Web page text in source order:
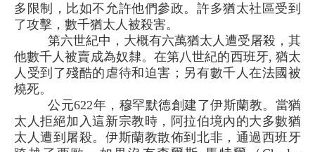
多限制，比如不允許他們參政。許多猶太社區受到
了攻擊，數千猶太人被殺害。
第六世紀中，大概有六萬猶太人遭受屠殺，其
他數千人被賣成為奴隸。在第八世紀的西班牙, 猶太
人受到了殘酷的虐待和迫害；另有數千人在法國被
燒死。
公元622年，穆罕默德創建了伊斯蘭教。當猶
太人拒絕加入這新宗教時，阿拉伯境內的大多數猶
太人遭到屠殺。伊斯蘭教散佈到北非，通過西班牙